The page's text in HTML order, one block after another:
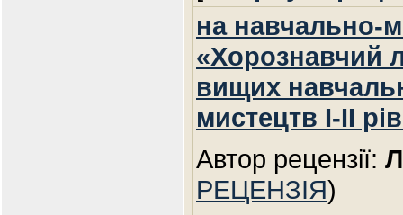
на навчально-
«Хорознавчий
вищих
мистецтв I-II
Автор рецензії:
РЕЦЕНЗІЯ)